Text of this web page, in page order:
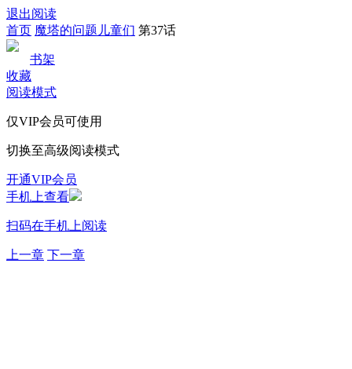
退出阅读
首页 魔塔的问题儿童们 第37话
书架
收藏
阅读模式
仅VIP会员可使用
切换至高级阅读模式
开通VIP会员
手机上查看
扫码在手机上阅读
上一章 下一章